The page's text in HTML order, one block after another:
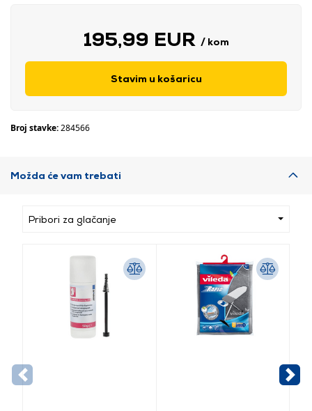
195,99 EUR / kom
Stavim u košaricu
Broj stavke:284566
Možda će vam trebati
Pribori za glačanje